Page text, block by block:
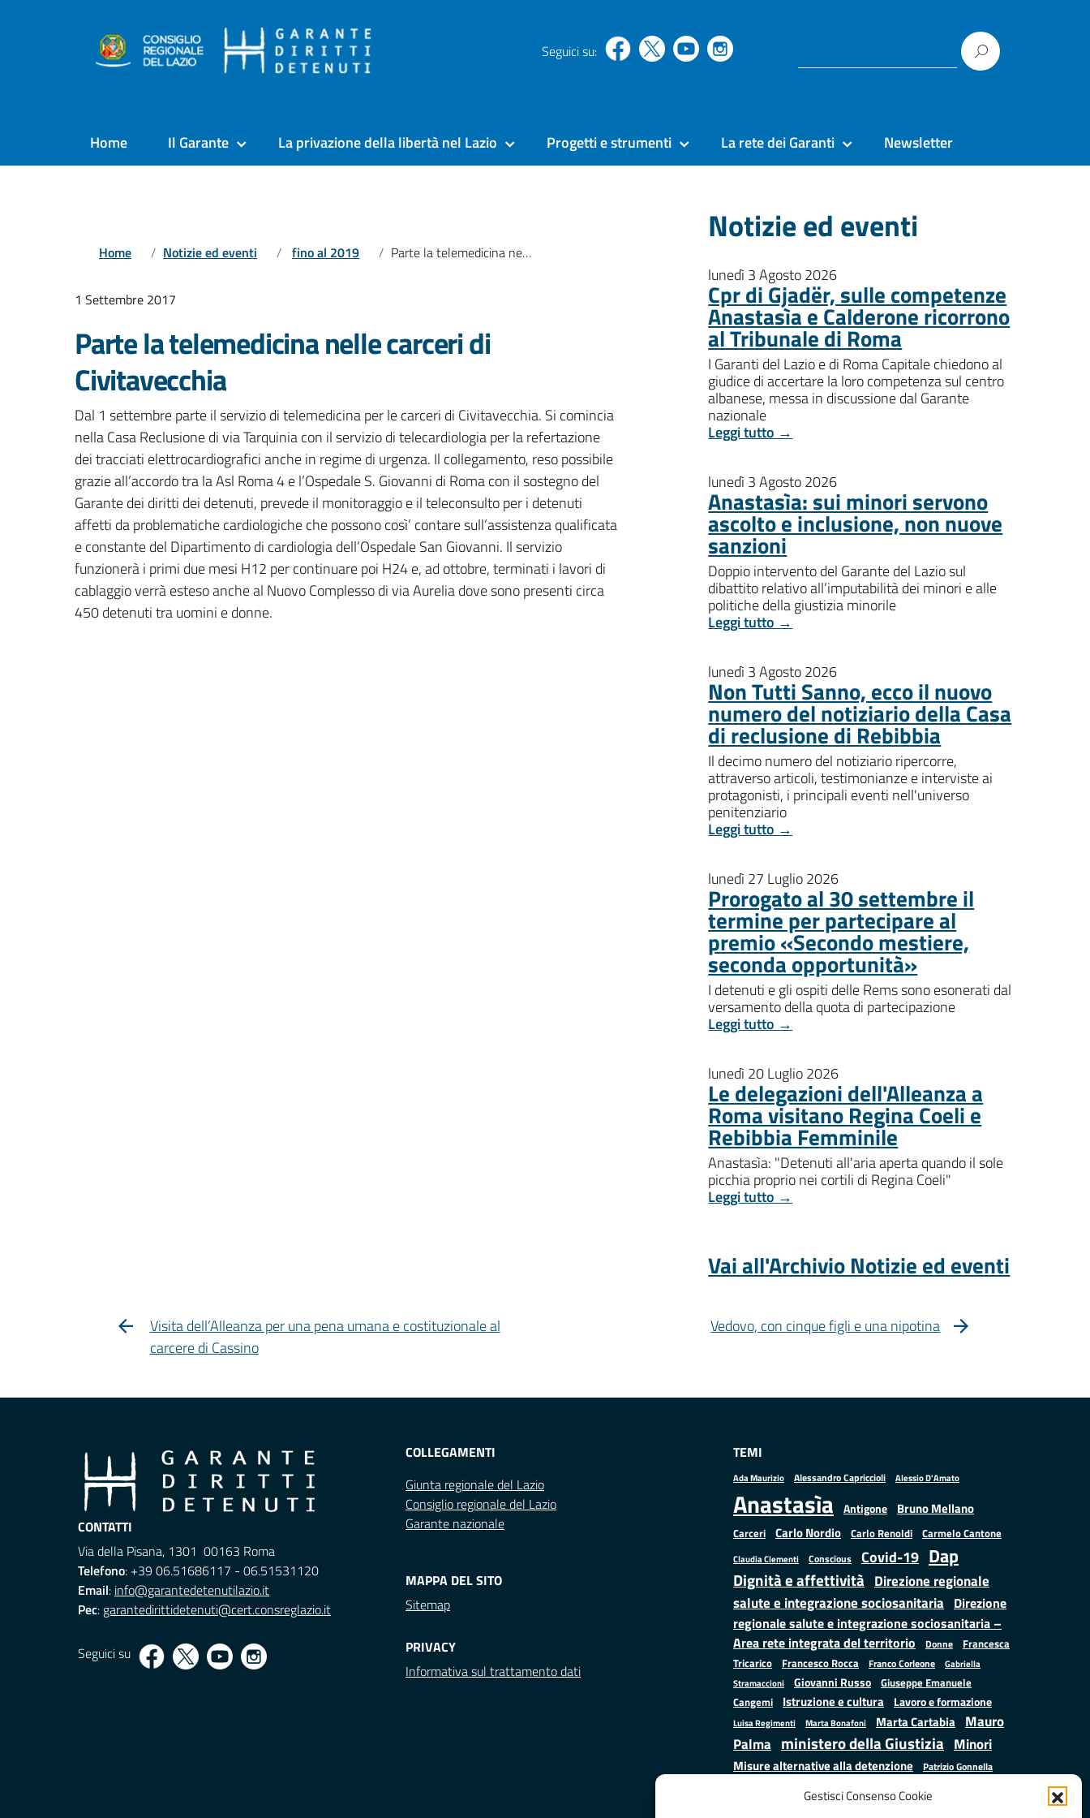
Gestisci Consenso Cookie
Seguici su:
Home Il Garante La privazione della libertà nel Lazio Progetti e strumenti La rete dei Garanti Newsletter
Home Notizie ed eventi fino al 2019 Parte la telemedicina nelle carceri di Civitavecchia
1 Settembre 2017
Parte la telemedicina nelle carceri di
Civitavecchia
Dal 1 settembre parte il servizio di telemedicina per le carceri di Civitavecchia. Si comincia
nella Casa Reclusione di via Tarquinia con il servizio di telecardiologia per la refertazione
dei tracciati elettrocardiografici anche in regime di urgenza. Il collegamento, reso possibile
grazie all’accordo tra la Asl Roma 4 e l’Ospedale S. Giovanni di Roma con il sostegno del
Garante dei diritti dei detenuti, prevede il monitoraggio e il teleconsulto per i detenuti
affetti da problematiche cardiologiche che possono così’ contare sull’assistenza qualificata
e constante del Dipartimento di cardiologia dell’Ospedale San Giovanni. Il servizio
funzionerà i primi due mesi H12 per continuare poi H24 e, ad ottobre, terminati i lavori di
cablaggio verrà esteso anche al Nuovo Complesso di via Aurelia dove sono presenti circa
450 detenuti tra uomini e donne.
Notizie ed eventi
lunedì 3 Agosto 2026
Cpr di Gjadër, sulle competenze
Anastasìa e Calderone ricorrono
al Tribunale di Roma
I Garanti del Lazio e di Roma Capitale chiedono al
giudice di accertare la loro competenza sul centro
albanese, messa in discussione dal Garante
nazionale
Leggi tutto →
lunedì 3 Agosto 2026
Anastasìa: sui minori servono
ascolto e inclusione, non nuove
sanzioni
Doppio intervento del Garante del Lazio sul
dibattito relativo all’imputabilità dei minori e alle
politiche della giustizia minorile
Leggi tutto →
lunedì 3 Agosto 2026
Non Tutti Sanno, ecco il nuovo
numero del notiziario della Casa
di reclusione di Rebibbia
Il decimo numero del notiziario ripercorre,
attraverso articoli, testimonianze e interviste ai
protagonisti, i principali eventi nell'universo
penitenziario
Leggi tutto →
lunedì 27 Luglio 2026
Prorogato al 30 settembre il
termine per partecipare al
premio «Secondo mestiere,
seconda opportunità»
I detenuti e gli ospiti delle Rems sono esonerati dal
versamento della quota di partecipazione
Leggi tutto →
lunedì 20 Luglio 2026
Le delegazioni dell'Alleanza a
Roma visitano Regina Coeli e
Rebibbia Femminile
Anastasìa: "Detenuti all'aria aperta quando il sole
picchia proprio nei cortili di Regina Coeli"
Leggi tutto →
Vai all'Archivio Notizie ed eventi
Visita dell’Alleanza per una pena umana e costituzionale al
carcere di Cassino
Vedovo, con cinque figli e una nipotina
CONTATTI
Via della Pisana, 1301 00163 Roma
Telefono: +39 06.51686117 - 06.51531120
Email: info@garantedetenutilazio.it
Pec: garantedirittidetenuti@cert.consreglazio.it
Seguici su
COLLEGAMENTI
Giunta regionale del Lazio
Consiglio regionale del Lazio
Garante nazionale
MAPPA DEL SITO
Sitemap
PRIVACY
Informativa sul trattamento dati
TEMI
Ada Maurizio Alessandro Capriccioli Alessio D'Amato
Anastasìa Antigone Bruno Mellano
Carceri Carlo Nordio Carlo Renoldi Carmelo Cantone
Claudia Clementi Conscious Covid-19 Dap
Dignità e affettività Direzione regionale
salute e integrazione sociosanitaria Direzione
regionale salute e integrazione sociosanitaria –
Area rete integrata del territorio
Donne
Francesca
Tricarico
Francesco Rocca Franco Corleone
Gabriella
Stramaccioni
Giovanni Russo Giuseppe Emanuele
Cangemi
Istruzione e cultura Lavoro e formazione
Luisa Regimenti Marta Bonafoni Marta Cartabia Mauro
Palma ministero della Giustizia Minori
Misure alternative alla detenzione Patrizio Gonnella
Samuele Ciambriello